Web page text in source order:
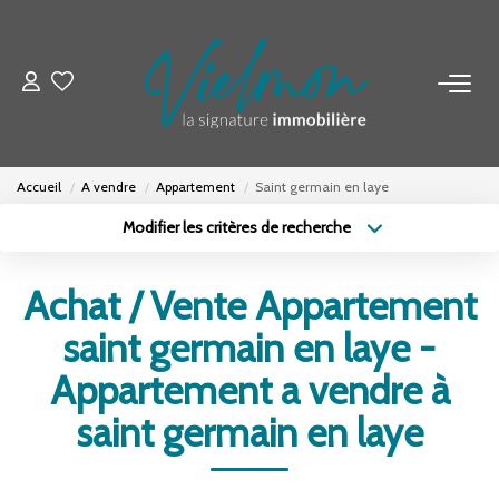
NOS BIENS
Acheter
Biens Vendus
ESTIMER
FAIRE GÉRER
INVESTISSEURS
Accueil A vendre Appartement Saint germain en laye
Modifier les critères de recherche
Sélectionnez...
Type de bien
Surface min
Budget max Plus de critères
Créer une alerte
Achat / Vente Appartement
saint germain en laye -
Appartement a vendre à
saint germain en laye